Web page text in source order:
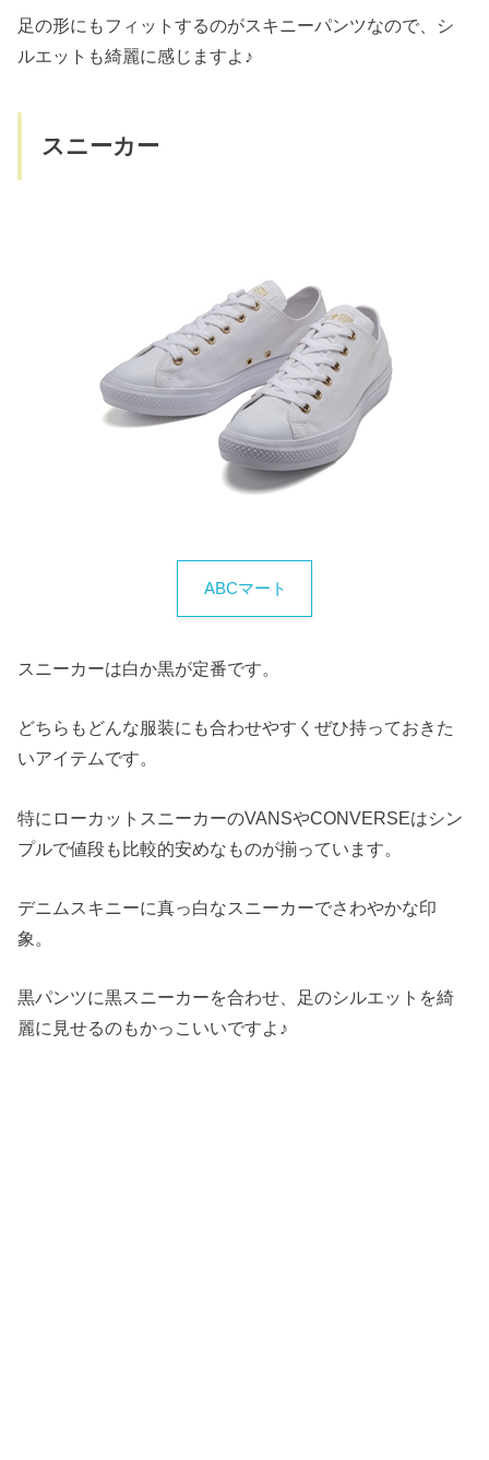
足の形にもフィットするのがスキニーパンツなので、シ
ルエットも綺麗に感じますよ♪
スニーカー
ABCマート
スニーカーは白か黒が定番です。
どちらもどんな服装にも合わせやすくぜひ持っておきた
いアイテムです。
特にローカットスニーカーのVANSやCONVERSEはシン
プルで値段も比較的安めなものが揃っています。
デニムスキニーに真っ白なスニーカーでさわやかな印
象。
黒パンツに黒スニーカーを合わせ、足のシルエットを綺
麗に見せるのもかっこいいですよ♪